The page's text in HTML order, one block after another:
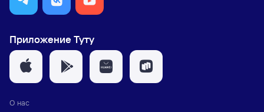
Приложение Туту
О нас